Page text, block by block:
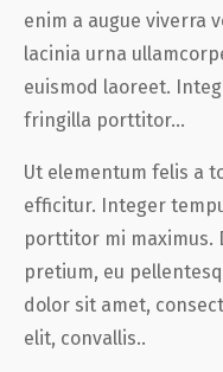
enim a augue viverra
lacinia urna
euismod laoreet.
fringilla porttitor…
Ut elementum felis a
efficitur. Integer
porttitor mi maximus.
pretium, eu
dolor sit amet,
elit, convallis..